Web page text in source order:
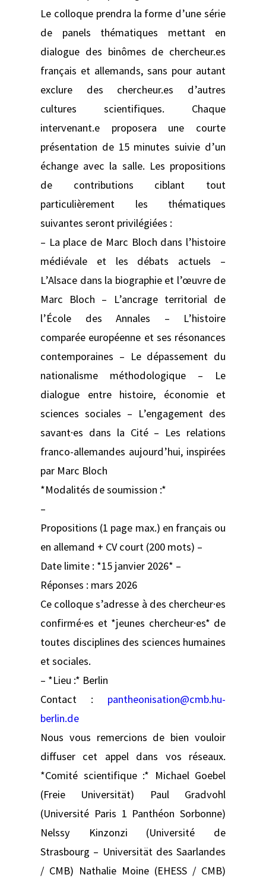
Le colloque prendra la forme d’une série
de panels thématiques mettant en
dialogue des binômes de chercheur.es
français et allemands, sans pour autant
exclure des chercheur.es d’autres
cultures scientifiques. Chaque
intervenant.e proposera une courte
présentation de 15 minutes suivie d’un
échange avec la salle. Les propositions
de contributions ciblant tout
particulièrement les thématiques
suivantes seront privilégiées :
– La place de Marc Bloch dans l’histoire
médiévale et les débats actuels –
L’Alsace dans la biographie et l’œuvre de
Marc Bloch – L’ancrage territorial de
l’École des Annales – L’histoire
comparée européenne et ses résonances
contemporaines – Le dépassement du
nationalisme méthodologique – Le
dialogue entre histoire, économie et
sciences sociales – L’engagement des
savant·es dans la Cité – Les relations
franco-allemandes aujourd’hui, inspirées
par Marc Bloch
*Modalités de soumission :*
–
Propositions (1 page max.) en français ou
en allemand + CV court (200 mots) –
Date limite : *15 janvier 2026* –
Réponses : mars 2026
Ce colloque s’adresse à des chercheur·es
confirmé·es et *jeunes chercheur·es* de
toutes disciplines des sciences humaines
et sociales.
– *Lieu :* Berlin
Contact : pantheonisation@cmb.hu-
berlin.de
Nous vous remercions de bien vouloir
diffuser cet appel dans vos réseaux.
*Comité scientifique :* Michael Goebel
(Freie Universität) Paul Gradvohl
(Université Paris 1 Panthéon Sorbonne)
Nelssy Kinzonzi (Université de
Strasbourg – Universität des Saarlandes
/ CMB) Nathalie Moine (EHESS / CMB)